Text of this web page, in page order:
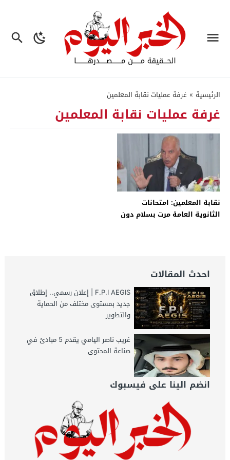
الرئيسية » غرفة عمليات نقابة المعلمين
غرفة عمليات نقابة المعلمين
نقابة المعلمين: امتحانات
الثانوية العامة مرت بسلام دون
احدث المقالات
F.P.I AEGIS | إعلان رسمي.. إطلاق
جديد بمستوى مختلف من الحماية
والتطوير
غريب ناصر اليامي يقدم 5 مبادئ في
صناعة المحتوى
انضم الينا على فيسبوك